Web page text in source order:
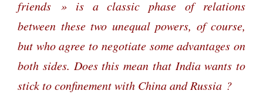
friends » is a classic phase of relations
between these two unequal powers, of course,
but who agree to negotiate some advantages on
both sides. Does this mean that India wants to
stick to confinement with China and Russia ?